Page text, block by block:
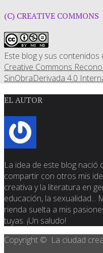
(C) CREATIVE COMMONS
Este blog y sus
Creative Commons
SinObraDerivada 4.0
EL AUTOR
La idea de este blog nació
compartir con otros mis
creativa y la literatura en
educación, la sexualidad...
rienda suelta a mis
tuyas. ¡Un saludo!
Copyright © La ciudad